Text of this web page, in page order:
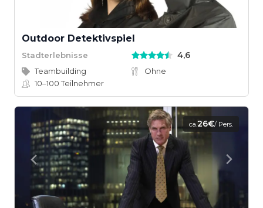
Outdoor Detektivspiel
Stadterlebnisse 4,6
Teambuilding
Ohne
10–100Teilnehmer
ca.26€/ Pers.